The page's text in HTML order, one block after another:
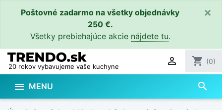
Poštovné zadarmo na všetky objednávky
250 €.
Všetky prebiehajúce akcie nájdete tu.
×
20 rokov vybavujeme vaše kuchyne  shopping_cart (0)
 MENU search